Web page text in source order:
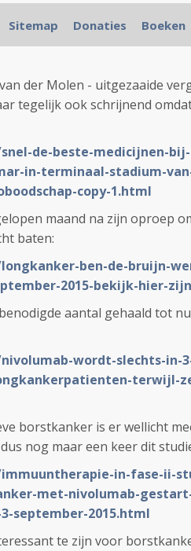
hemel-documentaire-
heeft-
der Molen - uitgezaaide
tegelijk ook schrijnend
de-beste-medicijnen-
in-terminaal-stadium-
copy-1.html
maand na zijn oproep
baten:
ben-de-bruijn-
2015-bekijk-hier-
aantal gehaald tot
wordt-slechts-in-
terwijl-
borstkanker is er wellicht
nog maar een keer dit
in-fase-ii-
met-nivolumab-
september-2015.html
te zijn voor
Sitemap Donaties Boeken